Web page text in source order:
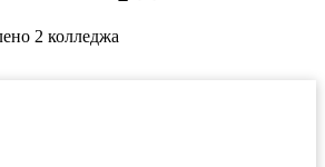
2 колледжа